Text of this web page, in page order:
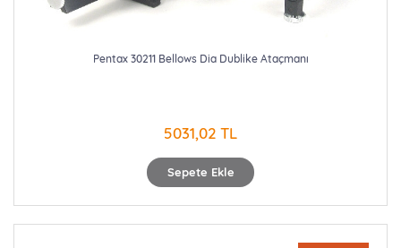
Sepete Ekle
Pentax 30211 Bellows Dia Dublike Ataçmanı
5031,02 TL